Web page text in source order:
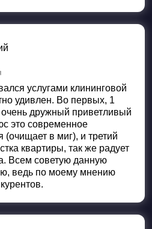
услугами клининговой
удивлен. Во первых, 1
дружный приветливый
это современное
в миг), и третий
квартиры, так же радует
Всем советую данную
ведь по моему мнению